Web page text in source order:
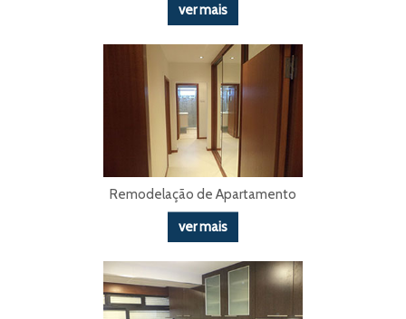
ver mais
Remodelação de Apartamento
ver mais